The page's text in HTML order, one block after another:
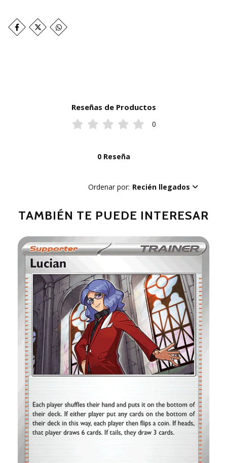
Reseñas de Productos
0
0 Reseña
Ordenar por: Recién llegados
TAMBIÉN TE PUEDE INTERESAR